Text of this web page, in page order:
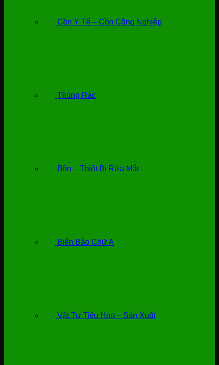
Cồn Y Tế – Cồn Công Nghiệp
Thùng Rác
Bồn – Thiết Bị Rửa Mắt
Biển Báo Chữ A
Vật Tư Tiêu Hao – Sản Xuất